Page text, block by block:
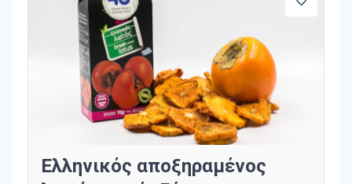
Ελληνικός αποξηραμένος